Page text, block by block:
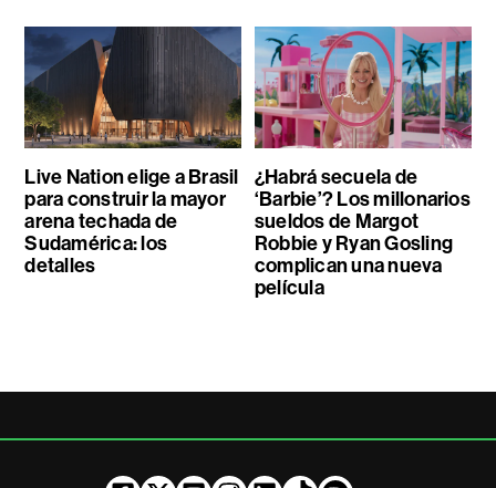
Live Nation elige a Brasil
para construir la mayor
arena techada de
Sudamérica: los
detalles
¿Habrá secuela de
‘Barbie’? Los millonarios
sueldos de Margot
Robbie y Ryan Gosling
complican una nueva
película